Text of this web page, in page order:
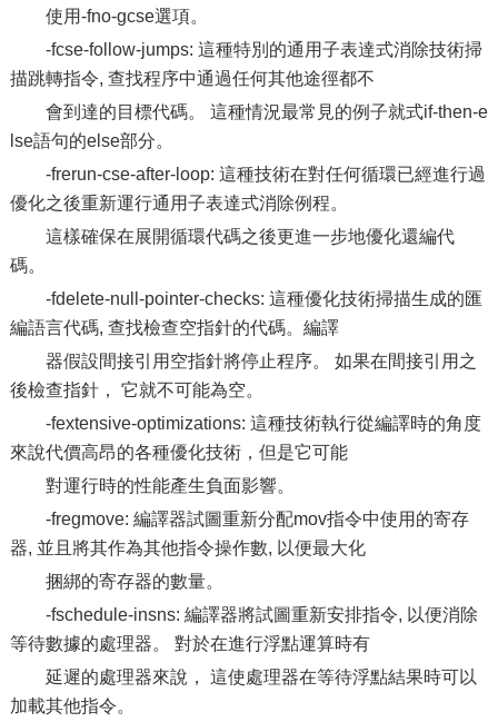
使用-fno-gcse選項。
-fcse-follow-jumps: 這種特別的通用子表達式消除技術掃
描跳轉指令, 查找程序中通過任何其他途徑都不
會到達的目標代碼。 這種情況最常見的例子就式if-then-e
lse語句的else部分。
-frerun-cse-after-loop: 這種技術在對任何循環已經進行過
優化之後重新運行通用子表達式消除例程。
這樣確保在展開循環代碼之後更進一步地優化還編代
碼。
-fdelete-null-pointer-checks: 這種優化技術掃描生成的匯
編語言代碼, 查找檢查空指針的代碼。編譯
器假設間接引用空指針將停止程序。 如果在間接引用之
後檢查指針， 它就不可能為空。
-fextensive-optimizations: 這種技術執行從編譯時的角度
來說代價高昂的各種優化技術，但是它可能
對運行時的性能產生負面影響。
-fregmove: 編譯器試圖重新分配mov指令中使用的寄存
器, 並且將其作為其他指令操作數, 以便最大化
捆綁的寄存器的數量。
-fschedule-insns: 編譯器將試圖重新安排指令, 以便消除
等待數據的處理器。 對於在進行浮點運算時有
延遲的處理器來說， 這使處理器在等待浮點結果時可以
加載其他指令。